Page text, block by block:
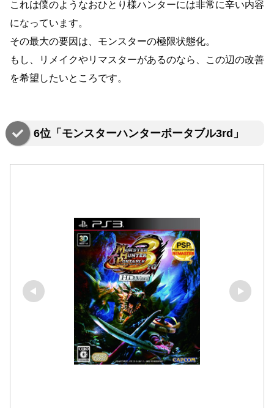
これは僕のようなおひとり様ハンターには非常に辛い内容
になっています。
その最大の要因は、モンスターの極限状態化。
もし、リメイクやリマスターがあるのなら、この辺の改善
を希望したいところです。
6位「モンスターハンターポータブル3rd」